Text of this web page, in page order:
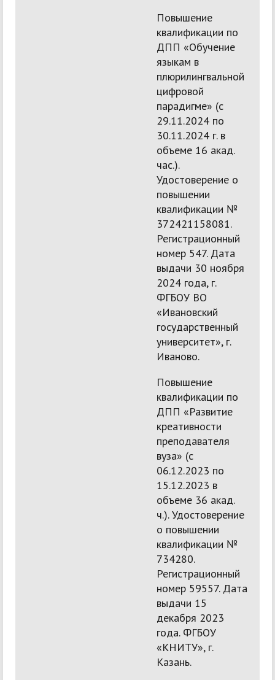
Повышение
квалификации по
ДПП «Обучение
языкам в
плюрилингвальной
цифровой
парадигме» (с
29.11.2024 по
30.11.2024 г. в
объеме 16 акад.
час.).
Удостоверение о
повышении
квалификации №
372421158081.
Регистрационный
номер 547. Дата
выдачи 30 ноября
2024 года, г.
ФГБОУ ВО
«Ивановский
государственный
университет», г.
Иваново.
Повышение
квалификации по
ДПП «Развитие
креативности
преподавателя
вуза» (с
06.12.2023 по
15.12.2023 в
объеме 36 акад.
ч.). Удостоверение
о повышении
квалификации №
734280.
Регистрационный
номер 59557. Дата
выдачи 15
декабря 2023
года. ФГБОУ
«КНИТУ», г.
Казань.